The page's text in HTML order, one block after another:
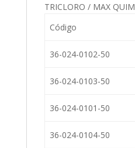
TRICLORO / MAX QUIM
Código
36-024-0102-50
36-024-0103-50
36-024-0101-50
36-024-0104-50